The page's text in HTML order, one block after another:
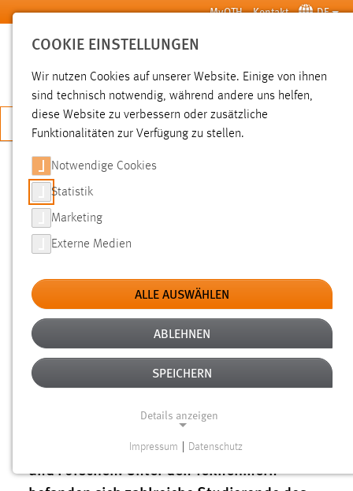
Zum Hauptinhalt springen MyOTH Kontakt DE
SUCHE
JETZT BEWERBEN
Hochschule Aktuelles News der OTH Amberg-Weiden
FORSCHEN, LEHREN UND LERNEN
ZUM PROZESSMANAGEMENT IM
GESCHICHTSPARK BÄRNAU
02.07.2024
Im Rahmen der internationalen
Prozessmanagement-Konferenz S-BPM ONE
2024 besuchten 40 Teilnehmer den
Innovativen LernOrt (ILO) der OTH Amberg-
Weiden (OTH AW), zum Netzwerken, Lernen
und Forschen. Unter den Teilnehmern
COOKIE EINSTELLUNGEN
Wir nutzen Cookies auf unserer Website. Einige von ihnen
sind technisch notwendig, während andere uns helfen,
diese Website zu verbessern oder zusätzliche
Funktionalitäten zur Verfügung zu stellen.
Notwendige Cookies
Statistik
Marketing
Externe Medien
ALLE AUSWÄHLEN
ABLEHNEN
SPEICHERN
Details anzeigen
Notwendige Cookies ermöglichen grundlegende
Impressum Datenschutz